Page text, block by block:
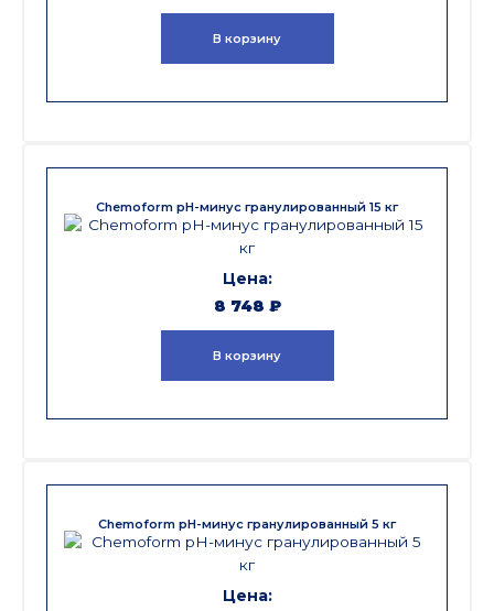
В корзину
Chemoform pH-минус гранулированный 15 кг
8 748 ₽
В корзину
Chemoform pH-минус гранулированный 5 кг